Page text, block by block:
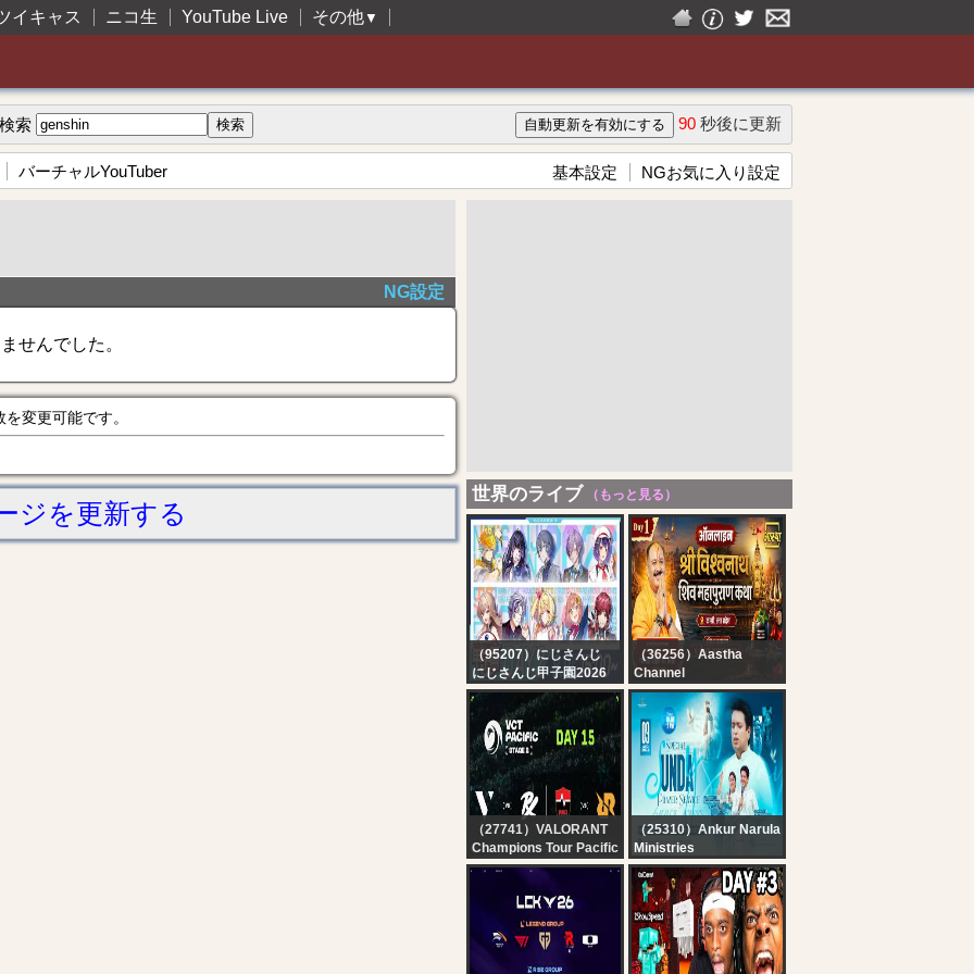
イキャス ニコ生 YouTube Live その他▼
検索 90 秒後に更新
バーチャルYouTuber 基本設定 NGお気に入り設定
NG設定
せんでした。
変更可能です。
ジを更新する
世界のライブ （もっと見る）
（95207）にじさんじ
にじさんじ甲子園2026
本戦 Day2【 #にじ甲
2026_Day2 】
（36256）Aastha
Channel
Day-01| श्री विश्वनाथ शिव
महापुराण कथा | पूज्य पंडित
प्रदीप जी मिश्रा |वाराणसी,उत्तर
प्रदेश #mahadev
（27741）VALORANT
Champions Tour Pacific
VL vs PRX / NS vs RRQ
- VCT Pacific - Stage 2 -
Groups - Day 15
（25310）Ankur Narula
Ministries
? SPECIAL SUNDAY
MEETING। 09-08-2026
? #live
@AnkurNarulaMinistries